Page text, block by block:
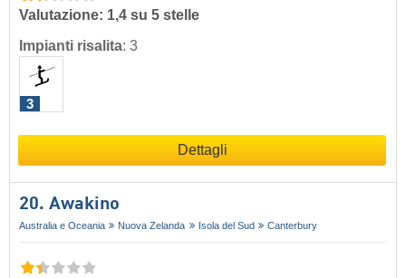
Valutazione: 1,4 su 5 stelle
Impianti risalita: 3
3
Dettagli
20. Awakino
Australia e Oceania Nuova Zelanda Isola del Sud Canterbury